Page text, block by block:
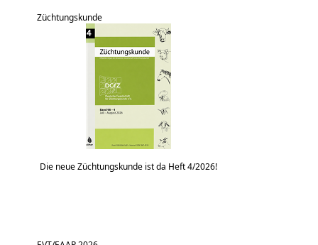
Züchtungskunde
Die neue Züchtungskunde ist da Heft 4/2026!